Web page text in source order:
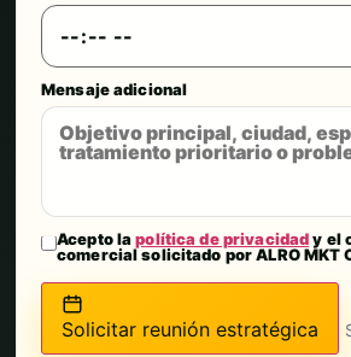
Mensaje adicional
Acepto lapolítica de privacidady el
comercial solicitado por ALRO MKT
Solicitar reunión estratégica